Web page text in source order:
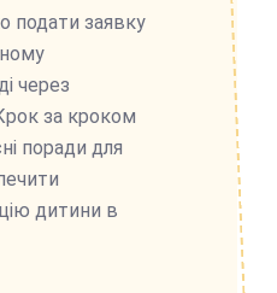
подати заявку
через
за кроком
поради для
дитини в